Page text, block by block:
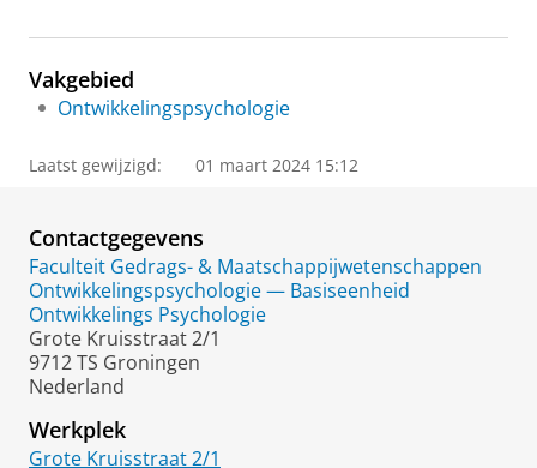
I
e
r
c
P
o
t
a
l
Vakgebied
Ontwikkelingspsychologie
Laatst gewijzigd: 01 maart 2024 15:12
Contactgegevens
Faculteit Gedrags- & Maatschappijwetenschappen
Ontwikkelingspsychologie — Basiseenheid
Ontwikkelings Psychologie
Grote Kruisstraat 2/1
9712 TS Groningen
Nederland
Werkplek
Grote Kruisstraat 2/1